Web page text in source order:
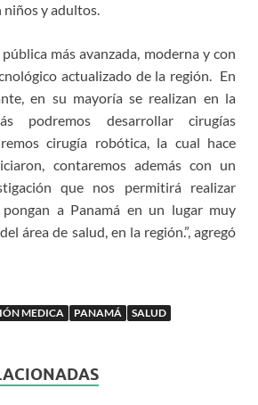
niños y adultos.
más avanzada, moderna y con
actualizado de la región. En
en su mayoría se realizan en la
podremos desarrollar cirugías
cirugía robótica, la cual hace
contaremos además con un
que nos permitirá realizar
a Panamá en un lugar muy
área de salud, en la región.”, agregó
MEDICA PANAMÁ SALUD